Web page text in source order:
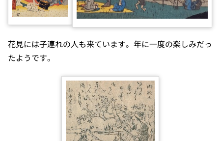
花見には子連れの人も来ています。年に一度の楽しみだっ
たようです。